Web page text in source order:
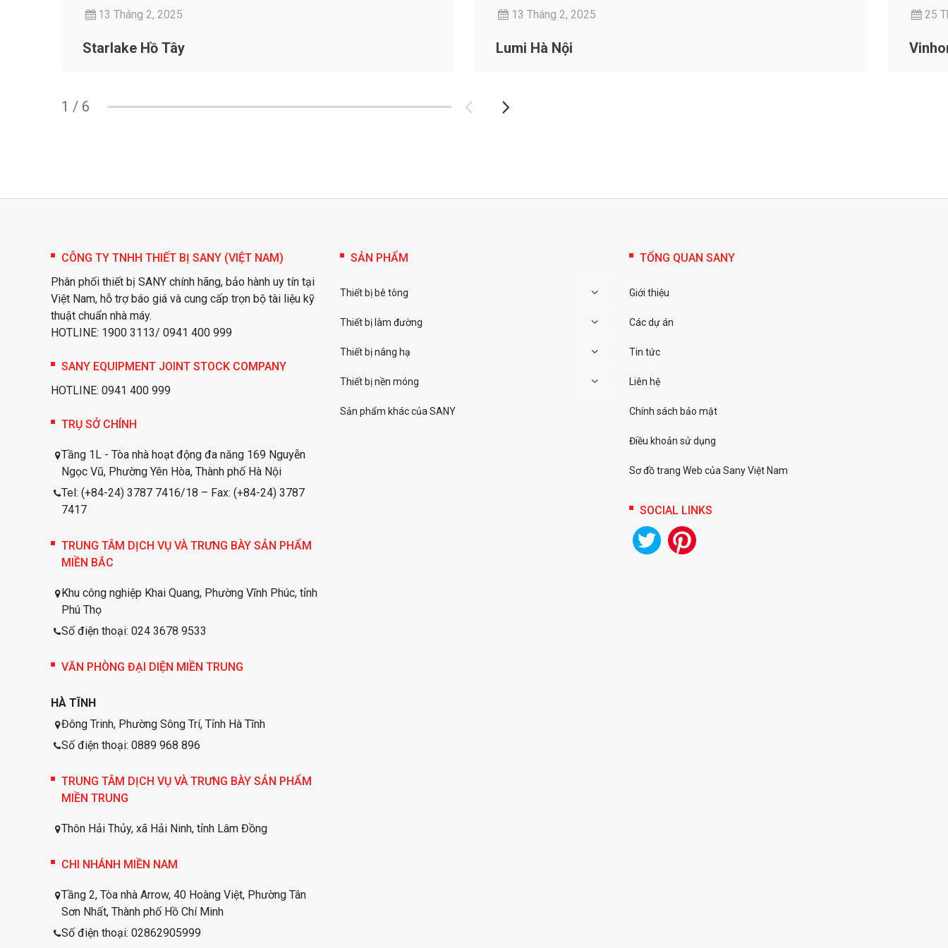
13 Tháng 2, 2025
Starlake Hồ Tây
13 Tháng 2, 2025
Lumi Hà Nội
25
1 / 6
CÔNG TY TNHH THIẾT BỊ SANY (VIỆT NAM)
Phân phối thiết bị SANY chính hãng, bảo hành uy tín tại
Việt Nam, hỗ trợ báo giá và cung cấp trọn bộ tài liệu kỹ
thuật chuẩn nhà máy.
HOTLINE: 1900 3113/ 0941 400 999
SANY EQUIPMENT JOINT STOCK COMPANY
HOTLINE: 0941 400 999
TRỤ SỞ CHÍNH
Tầng 1L - Tòa nhà hoạt động đa năng 169 Nguyễn
Ngọc Vũ, Phường Yên Hòa, Thành phố Hà Nội
Tel: (+84-24) 3787 7416/18 – Fax: (+84-24) 3787
7417
TRUNG TÂM DỊCH VỤ VÀ TRƯNG BÀY SẢN PHẨM
MIỀN BẮC
Khu công nghiệp Khai Quang, Phường Vĩnh Phúc, tỉnh
Phú Thọ
Số điện thoại: 024 3678 9533
VĂN PHÒNG ĐẠI DIỆN MIỀN TRUNG
HÀ TĨNH
Đông Trinh, Phường Sông Trí, Tỉnh Hà Tĩnh
Số điện thoại: 0889 968 896
TRUNG TÂM DỊCH VỤ VÀ TRƯNG BÀY SẢN PHẨM
MIỀN TRUNG
Thôn Hải Thủy, xã Hải Ninh, tỉnh Lâm Đồng
CHI NHÁNH MIỀN NAM
Tầng 2, Tòa nhà Arrow, 40 Hoàng Việt, Phường Tân
Sơn Nhất, Thành phố Hồ Chí Minh
Số điện thoại: 02862905999
SẢN PHẨM
Thiết bị bê tông
Thiết bị làm đường
Thiết bị nâng hạ
Thiết bị nền móng
Sản phẩm khác của SANY
TỔNG QUAN SANY
Giới thiệu
Các dự án
Tin tức
Liên hệ
Chính sách bảo mật
Điều khoản sử dụng
Sơ đồ trang Web của Sany Việt Nam
SOCIAL LINKS